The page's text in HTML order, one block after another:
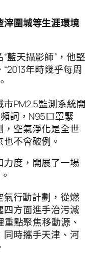
滓圍城等生涯環境
藍天攝影師”，他堅
年時幾乎每周
PM2.5監測系統開
詞，N95口罩緊
空氣淨化是全世
不會破例。
度，開展了一場
氣行動計劃，從燃
方面進手治污減
點聚焦移動源、
時攜手天津、河